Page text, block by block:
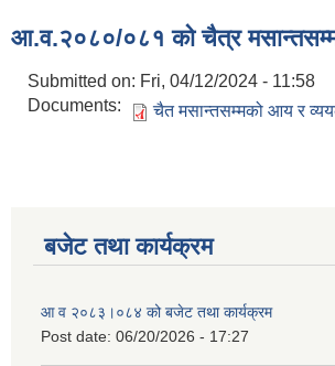
आ.व.२०८०/०८१ को चैत्र
Submitted on: Fri, 04/12/2024 - 11:58
Documents:
चैत मसान्तसम्मको आय र
बजेट तथा कार्यक्रम
आ व २०८३।०८४ को बजेट तथा कार्यक्रम
Post date: 06/20/2026 - 17:27